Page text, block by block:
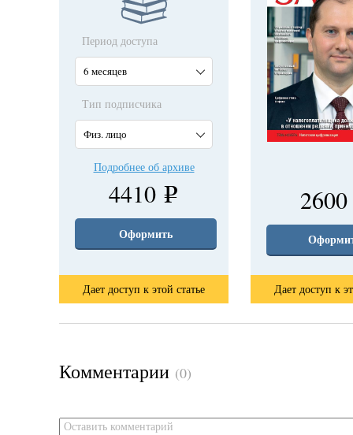
Период доступа
6 месяцев
Тип подписчика
Физ. лицо
Подробнее об архиве
4410 e
Оформить
Дает доступ к этой статье
2600
Дает доступ к
Комментарии (0)
Оставить комментарий